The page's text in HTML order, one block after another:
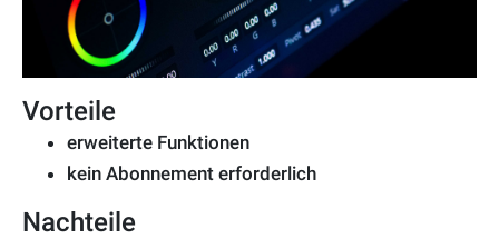
Vorteile
erweiterte Funktionen
kein Abonnement erforderlich
Nachteile